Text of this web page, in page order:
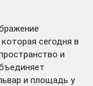
сегодня в
и
и площадь у